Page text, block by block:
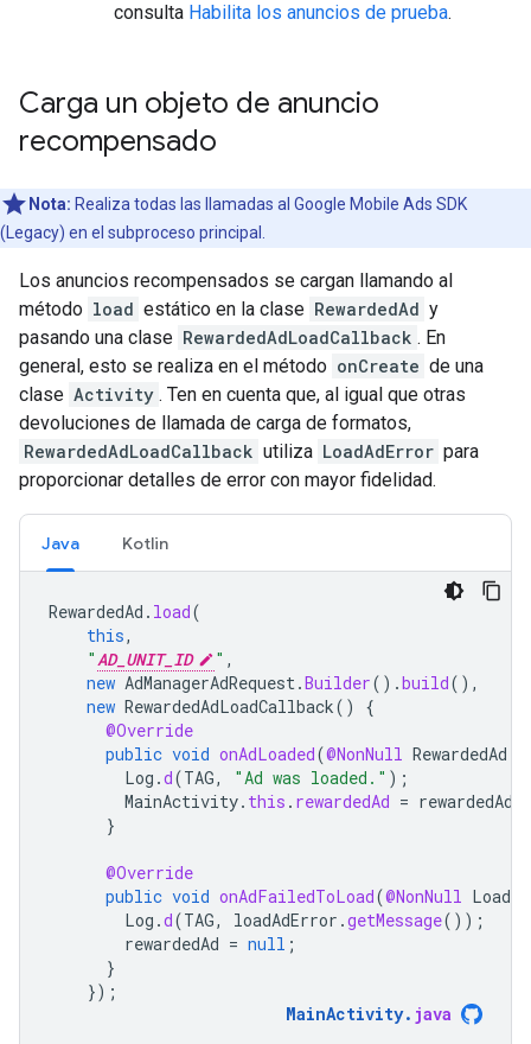
consulta Habilita los anuncios de prueba.
Carga un objeto de anuncio
recompensado
Nota: Realiza todas las llamadas al Google Mobile Ads SDK
(Legacy) en el subproceso principal.
Los anuncios recompensados se cargan llamando al
método load estático en la clase RewardedAd y
pasando una clase RewardedAdLoadCallback . En
general, esto se realiza en el método onCreate de una
clase Activity . Ten en cuenta que, al igual que otras
devoluciones de llamada de carga de formatos,
RewardedAdLoadCallback utiliza LoadAdError para
proporcionar detalles de error con mayor fidelidad.
Java Kotlin
RewardedAd . load(
this,
"AD_UNIT_ID " ,
new AdManagerAdRequest.Builder().build(),
new RewardedAdLoadCallback()
{
@Override
public void onAdLoaded(@NonNull RewardedAd
Log .d(TAG, "Ad was loaded." );
MainActivity. this . rewardedAd = rewardedAd
}
@Override
public void onAdFailedToLoad(@NonNull
Log .d(TAG, loadAdError .getMessage());
rewardedAd = null ;
}
});
MainActivity. java